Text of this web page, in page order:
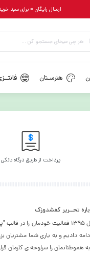
ارسال رایگان = برای سبد خرید بالای 500 هزار تومان در شهر گلبهار و در سایر شهر ها سبد
هنرسـتان
پرداخت از طریق درگاه بانکی
تحــریر کفشدوزک
ما از سال ۱۳۹۵ فعالیت خودمان
دادیم و به یاری شما مشتریان
را سرلوحه ی کارمان